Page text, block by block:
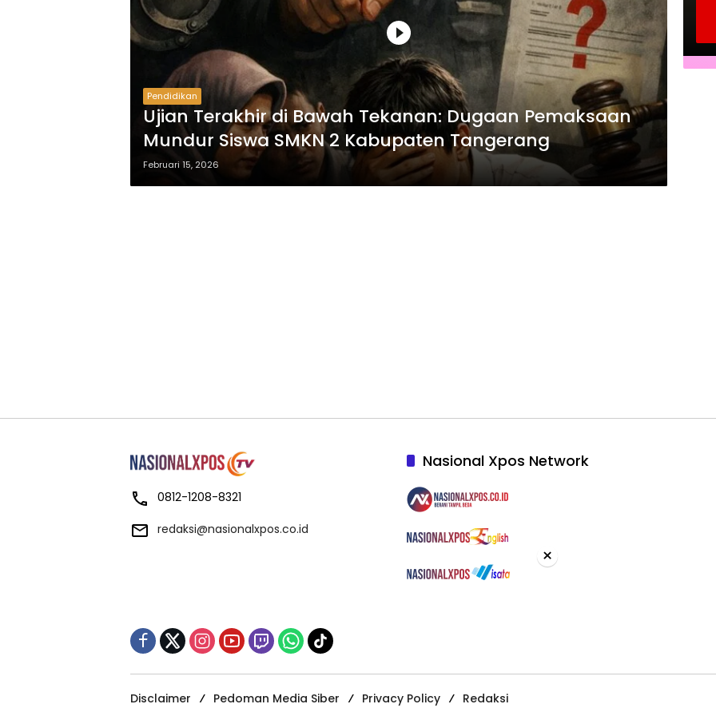
Pendidikan
Ujian Terakhir di Bawah Tekanan: Dugaan Pemaksaan
Mundur Siswa SMKN 2 Kabupaten Tangerang
Februari 15, 2026
0812-1208-8321
redaksi@nasionalxpos.co.id
Nasional Xpos Network
Disclaimer Pedoman Media Siber Privacy Policy Redaksi
×